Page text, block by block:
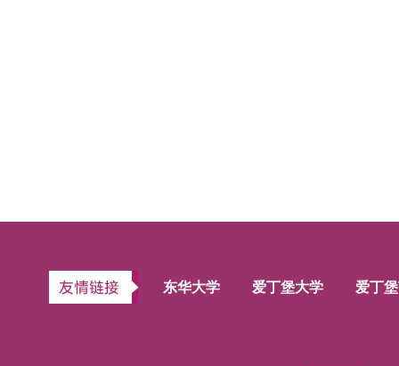
东华大学 爱丁堡大学 爱丁